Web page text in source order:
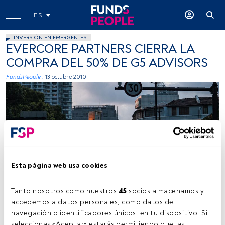
Esta página web usa cookies
Tanto nosotros como nuestros 45 socios almacenamos y
accedemos a datos personales, como datos de
navegación o identificadores únicos, en tu dispositivo. Si
ES
INVERSIÓN EN EMERGENTES
EVERCORE PARTNERS CIERRA LA
COMPRA DEL 50% DE G5 ADVISORS
FundsPeople . 13 octubre 2010